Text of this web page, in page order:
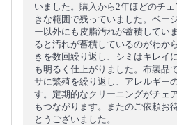
いました。購入から2年ほどのチ
きな範囲で残っていました。ベー
ー以外にも皮脂汚れが蓄積してい
ると汚れが蓄積しているのがわか
きを数回繰り返し、シミはキレイ
も明るく仕上がりました。布製品
サに繁殖を繰り返し、アレルギー
す。定期的なクリーニングがチェ
もつながります。またのご依頼お
とうございました。